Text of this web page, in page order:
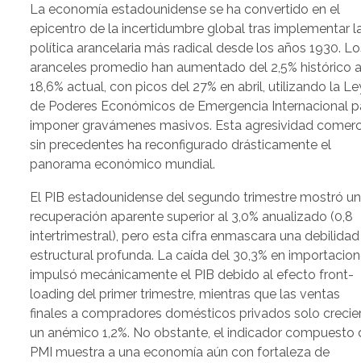
La economía estadounidense se ha convertido en el
epicentro de la incertidumbre global tras implementar
política arancelaria más radical desde los años 1930.
aranceles promedio han aumentado del 2,5% histórico
18,6% actual, con picos del 27% en abril, utilizando la
de Poderes Económicos de Emergencia Internacional
imponer gravámenes masivos. Esta agresividad
sin precedentes ha reconfigurado drásticamente el
panorama económico mundial.
El PIB estadounidense del segundo trimestre mostró
recuperación aparente superior al 3,0% anualizado (0,8
intertrimestral), pero esta cifra enmascara una debilidad
estructural profunda. La caída del 30,3% en
impulsó mecánicamente el PIB debido al efecto front-
loading del primer trimestre, mientras que las ventas
finales a compradores domésticos privados solo
un anémico 1,2%. No obstante, el indicador compuesto
PMI muestra a una economía aún con fortaleza de